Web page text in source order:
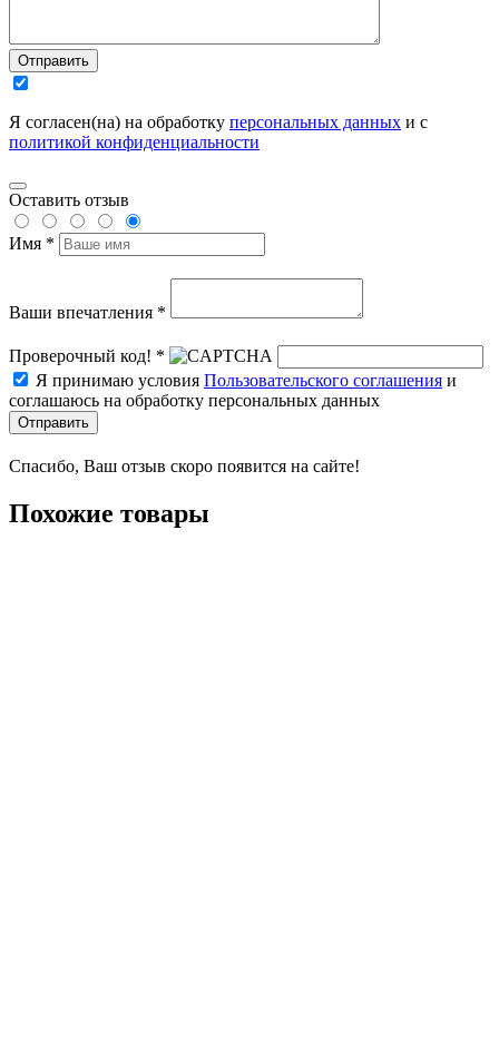
Отправить
Я согласен(на) на обработку персональных данных и с
политикой конфиденциальности
Оставить отзыв
Имя *
Ваши впечатления *
Проверочный код! *
Я принимаю условия Пользовательского соглашения и
соглашаюсь на обработку персональных данных
Отправить
Спасибо, Ваш отзыв скоро появится на сайте!
Похожие товары